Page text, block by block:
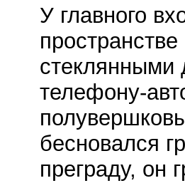
У главного
стеклянными
телефону-
бесновался
преграду, он